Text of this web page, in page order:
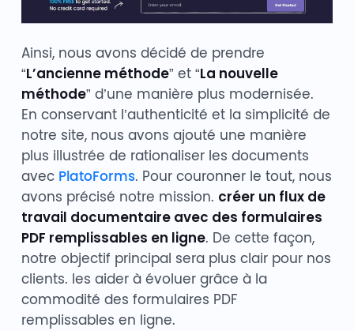
Ainsi, nous avons décidé de prendre
“L’ancienne méthode” et “La nouvelle
méthode” d’une manière plus modernisée.
En conservant l’authenticité et la simplicité de
notre site, nous avons ajouté une manière
plus illustrée de rationaliser les documents
avec PlatoForms. Pour couronner le tout, nous
avons précisé notre mission. créer un flux de
travail documentaire avec des formulaires
PDF remplissables en ligne. De cette façon,
notre objectif principal sera plus clair pour nos
clients. les aider à évoluer grâce à la
commodité des formulaires PDF
remplissables en ligne.